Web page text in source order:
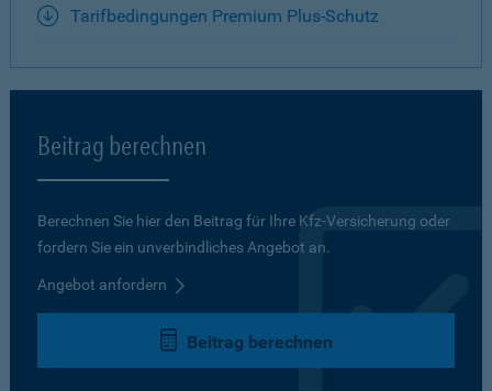
Tarifbedingungen Premium Plus-Schutz
Beitrag berechnen
Berechnen Sie hier den Beitrag für Ihre Kfz-Versicherung oder
fordern Sie ein unverbindliches Angebot an.
Angebot anfordern
Beitrag berechnen